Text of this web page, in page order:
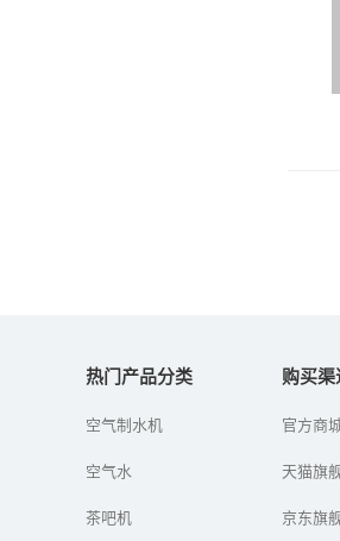
热门产品分类
空气制水机
空气水
茶吧机
购买
官方商
天猫旗
京东旗